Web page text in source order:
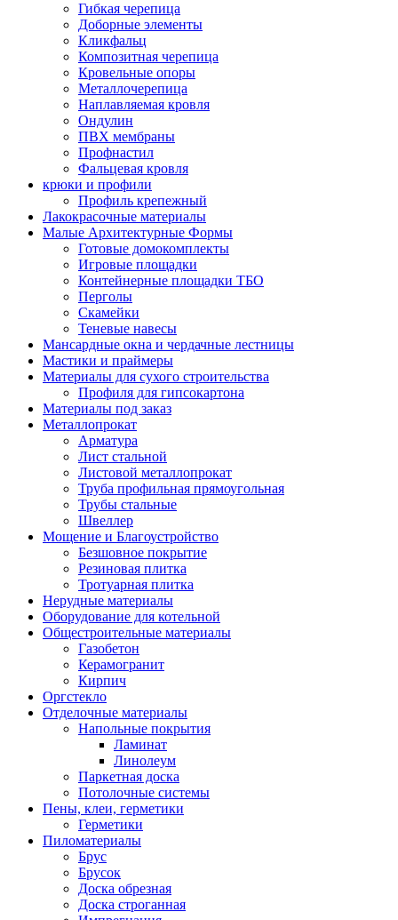
Гибкая черепица
Доборные элементы
Кликфальц
Композитная черепица
Кровельные опоры
Металлочерепица
Наплавляемая кровля
Ондулин
ПВХ мембраны
Профнастил
Фальцевая кровля
крюки и профили
Профиль крепежный
Лакокрасочные материалы
Малые Архитектурные Формы
Готовые домокомплекты
Игровые площадки
Контейнерные площадки ТБО
Перголы
Скамейки
Теневые навесы
Мансардные окна и чердачные лестницы
Мастики и праймеры
Материалы для сухого строительства
Профиля для гипсокартона
Материалы под заказ
Металлопрокат
Арматура
Лист стальной
Листовой металлопрокат
Труба профильная прямоугольная
Трубы стальные
Швеллер
Мощение и Благоустройство
Безшовное покрытие
Резиновая плитка
Тротуарная плитка
Нерудные материалы
Оборудование для котельной
Общестроительные материалы
Газобетон
Керамогранит
Кирпич
Оргстекло
Отделочные материалы
Напольные покрытия
Ламинат
Линолеум
Паркетная доска
Потолочные системы
Пены, клеи, герметики
Герметики
Пиломатериалы
Брус
Брусок
Доска обрезная
Доска строганная